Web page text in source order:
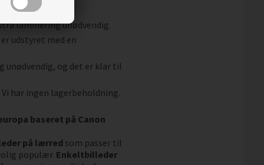
fleece.
laminering unødvendig.
udstyret med en
unødvendig, og det er klar til
har ingen lagerbeholdning.
baseret på Canon
på lærred som passer til
populær. Enkeltbilleder